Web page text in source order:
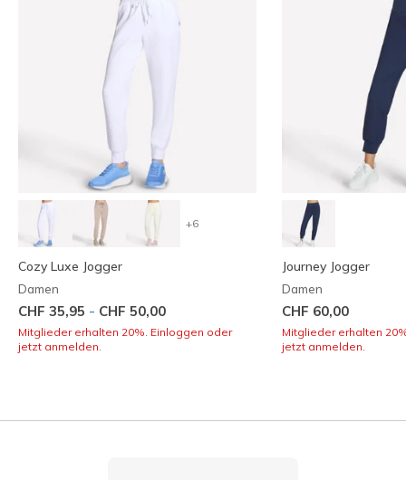
+6
Cozy Luxe Jogger
Damen
CHF 35,95 - CHF 50,00
Mitglieder erhalten 20%. Einloggen oder
jetzt anmelden.
Journey Jogger
Damen
CHF 60,00
Mitglieder erhalten
jetzt anmelden.